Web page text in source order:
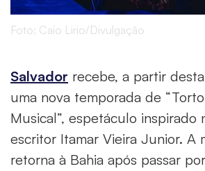
Foto: Caio Lirio/Divulgação
Salvador recebe, a partir
uma nova temporada de
Musical”, espetáculo inspirado
escritor Itamar Vieira Junior. A
retorna à Bahia após passar